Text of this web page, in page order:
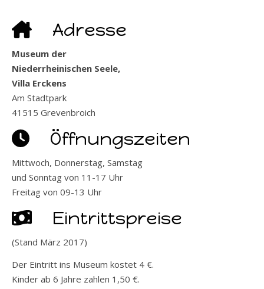
Adresse
Museum der
Niederrheinischen Seele,
Villa Erckens
Am Stadtpark
41515 Grevenbroich
Öffnungszeiten
Mittwoch, Donnerstag, Samstag
und Sonntag von 11-17 Uhr
Freitag von 09-13 Uhr
Eintrittspreise
(Stand März 2017)
Der Eintritt ins Museum kostet 4 €.
Kinder ab 6 Jahre zahlen 1,50 €.